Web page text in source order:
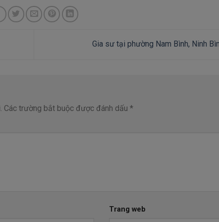
Gia sư tại phường Nam Bình, Ninh
Các trường bắt buộc được đánh dấu *
Trang web